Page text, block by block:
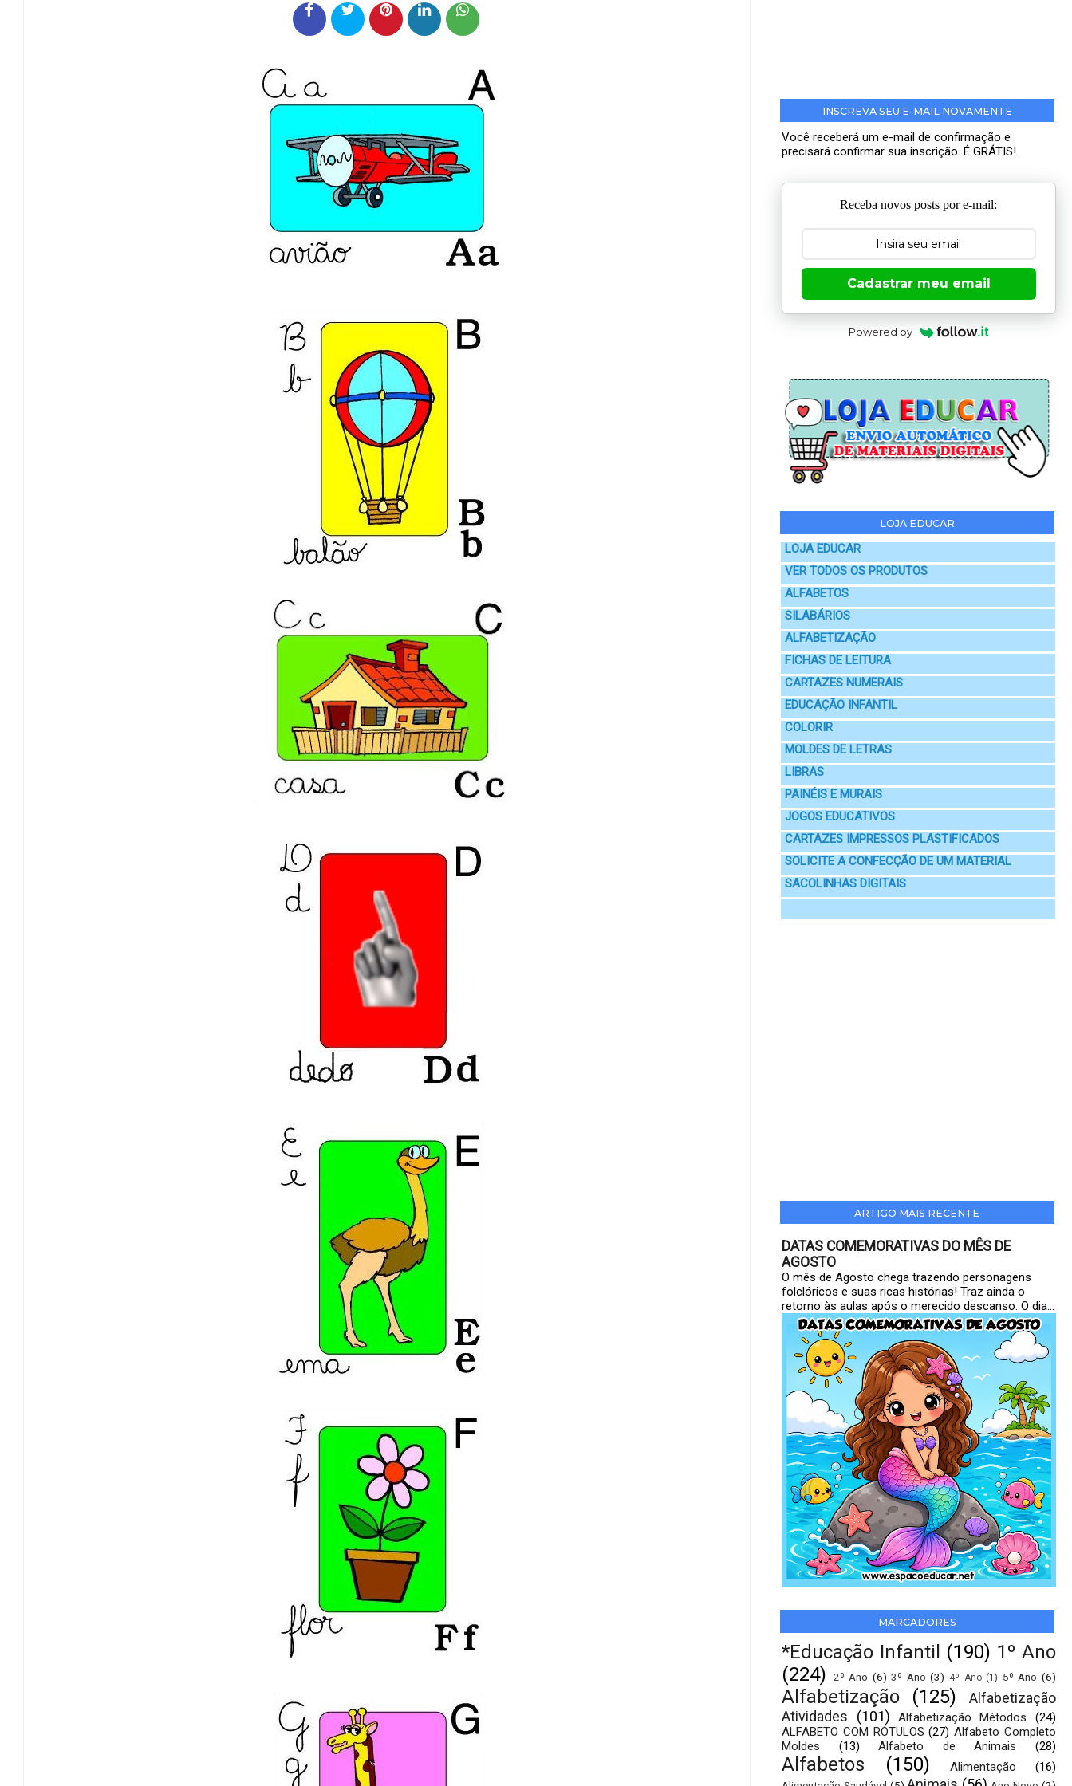
INSCREVA SEU E-MAIL NOVAMENTE
Você receberá um e-mail de confirmação e
precisará confirmar sua inscrição. É GRÁTIS!
Receba novos posts por e-mail:
Cadastrar meu email
Powered by
LOJA EDUCAR
LOJA EDUCAR
VER TODOS OS PRODUTOS
ALFABETOS
SILABÁRIOS
ALFABETIZAÇÃO
FICHAS DE LEITURA
CARTAZES NUMERAIS
EDUCAÇÃO INFANTIL
COLORIR
MOLDES DE LETRAS
LIBRAS
PAINÉIS E MURAIS
JOGOS EDUCATIVOS
CARTAZES IMPRESSOS PLASTIFICADOS
SOLICITE A CONFECÇÃO DE UM MATERIAL
SACOLINHAS DIGITAIS
ARTIGO MAIS RECENTE
DATAS COMEMORATIVAS DO MÊS DE
AGOSTO
O mês de Agosto chega trazendo personagens
folclóricos e suas ricas histórias! Traz ainda o
retorno às aulas após o merecido descanso. O dia...
MARCADORES
*Educação Infantil (190) 1º Ano
(224)
2º Ano (6) 3º Ano (3) 4º Ano (1) 5º Ano (6)
Alfabetização (125)
Alfabetização
Atividades
(101) Alfabetização Métodos
(24)
ALFABETO COM RÓTULOS (27) Alfabeto Completo
Moldes
(13) Alfabeto de Animais (28)
Alfabetos (150) Alimentação (16)